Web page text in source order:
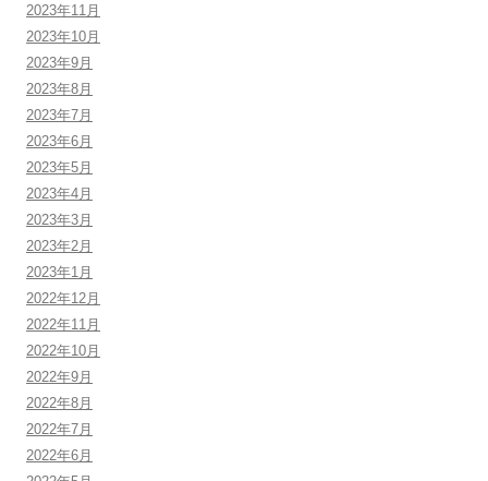
2023年11月
2023年10月
2023年9月
2023年8月
2023年7月
2023年6月
2023年5月
2023年4月
2023年3月
2023年2月
2023年1月
2022年12月
2022年11月
2022年10月
2022年9月
2022年8月
2022年7月
2022年6月